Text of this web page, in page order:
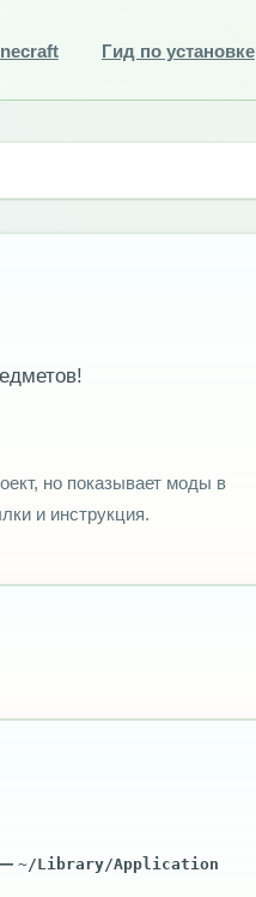
Гид по установке
но показывает моды в
и инструкция.
~/Library/Application